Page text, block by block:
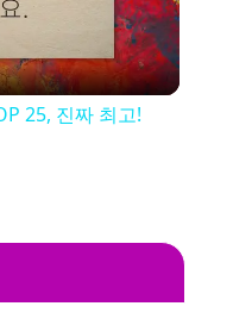
25, 진짜 최고!